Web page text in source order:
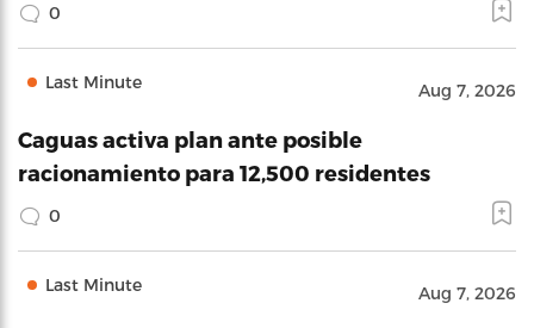
0
Last Minute Aug 7, 2026
Caguas activa plan ante posible
racionamiento para 12,500 residentes
0
Last Minute Aug 7, 2026